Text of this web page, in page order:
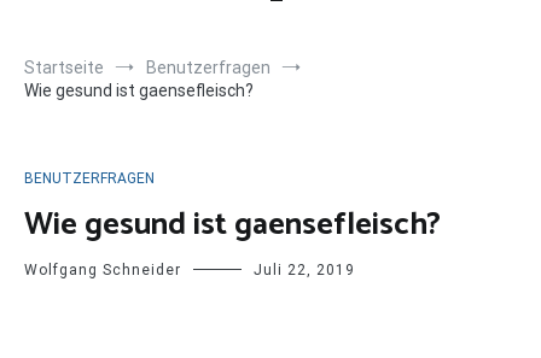
Startseite
Benutzerfragen
Wie gesund ist gaensefleisch?
BENUTZERFRAGEN
Wie gesund ist gaensefleisch?
Wolfgang Schneider Juli 22, 2019